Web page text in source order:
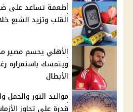
أطعمة تساعد على
القلب وتزيد الشبع
الأهلي يحسم مصير
ويتمسك باستمراره
الأبطال
مواليد الثور والحمل
قدرة على تجاوز